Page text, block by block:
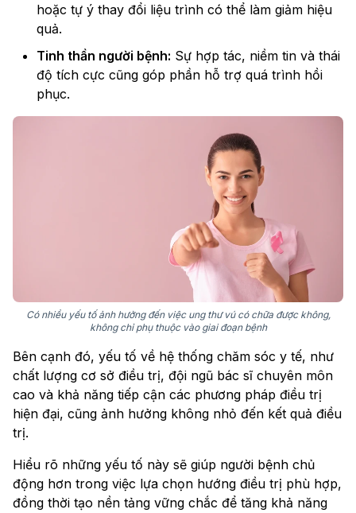
hoặc tự ý thay đổi liệu trình có thể làm giảm hiệu
quả.
Tinh thần người bệnh: Sự hợp tác, niềm tin và thái
độ tích cực cũng góp phần hỗ trợ quá trình hồi
phục.
Có nhiều yếu tố ảnh hưởng đến việc ung thư vú có chữa được không,
không chỉ phụ thuộc vào giai đoạn bệnh
Bên cạnh đó, yếu tố về hệ thống chăm sóc y tế, như
chất lượng cơ sở điều trị, đội ngũ bác sĩ chuyên môn
cao và khả năng tiếp cận các phương pháp điều trị
hiện đại, cũng ảnh hưởng không nhỏ đến kết quả điều
trị.
Hiểu rõ những yếu tố này sẽ giúp người bệnh chủ
động hơn trong việc lựa chọn hướng điều trị phù hợp,
đồng thời tạo nền tảng vững chắc để tăng khả năng